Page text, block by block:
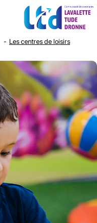
Les centres de loisirs